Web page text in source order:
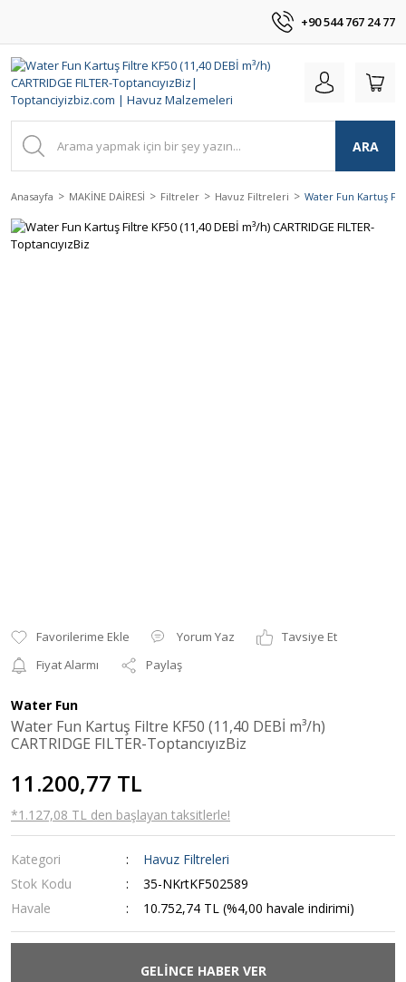
+90 544 767 24 77
ARA
Anasayfa MAKİNE DAİRESİ Filtreler Havuz Filtreleri Water Fun Kartuş
Yorum Yaz
Tavsiye Et
Fiyat Alarmı
Paylaş
Water Fun
Water Fun Kartuş Filtre KF50 (11,40 DEBİ m³/h)
CARTRIDGE FILTER-ToptancıyızBiz
11.200,77 TL
*1.127,08 TL den başlayan taksitlerle!
Kategori
Havuz Filtreleri
Stok Kodu
35-NKrtKF502589
Havale
10.752,74 TL (%4,00 havale indirimi)
GELİNCE HABER VER